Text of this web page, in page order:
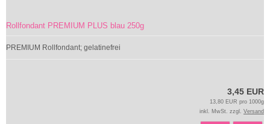
Rollfondant PREMIUM PLUS blau 250g
PREMIUM Rollfondant; gelatinefrei
3,45 EUR
13,80 EUR pro 1000g
inkl. MwSt. zzgl. Versand